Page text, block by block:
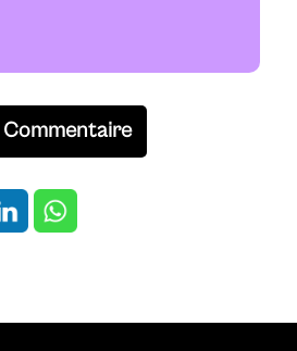
Commentaire